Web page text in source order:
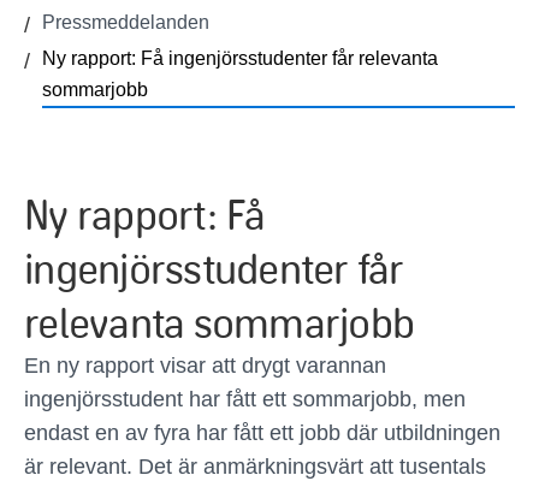
Pressmeddelanden
Ny rapport: Få ingenjörsstudenter får relevanta
sommarjobb
Ny rapport: Få
ingenjörsstudenter får
relevanta sommarjobb
En ny rapport visar att drygt varannan
ingenjörsstudent har fått ett sommarjobb, men
endast en av fyra har fått ett jobb där utbildningen
är relevant. Det är anmärkningsvärt att tusentals